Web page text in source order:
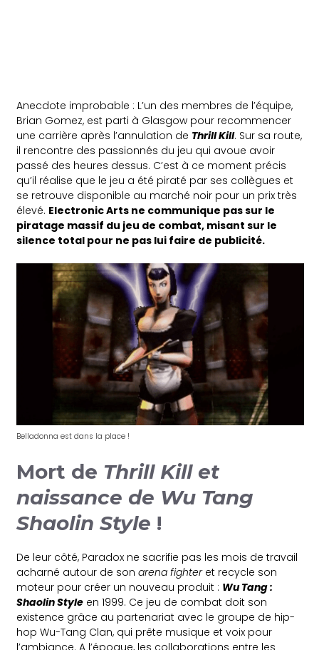
Anecdote improbable : L’un des membres de l’équipe,
Brian Gomez, est parti à Glasgow pour recommencer
une carrière après l’annulation de Thrill Kill. Sur sa route,
il rencontre des passionnés du jeu qui avoue avoir
passé des heures dessus. C’est à ce moment précis
qu’il réalise que le jeu a été piraté par ses collègues et
se retrouve disponible au marché noir pour un prix très
élevé. Electronic Arts ne communique pas sur le
piratage massif du jeu de combat, misant sur le
silence total pour ne pas lui faire de publicité.
Belladonna est dans la place !
Mort de Thrill Kill et
naissance de Wu Tang
Shaolin Style !
De leur côté, Paradox ne sacrifie pas les mois de travail
acharné autour de sonarena fighteret recycle son
moteur pour créer un nouveau produit : Wu Tang :
Shaolin Style en 1999. Ce jeu de combat doit son
existence grâce au partenariat avec le groupe de hip-
hop Wu-Tang Clan, qui prête musique et voix pour